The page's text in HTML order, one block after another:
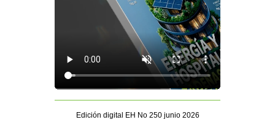
Edición digital EH No 250 junio 2026